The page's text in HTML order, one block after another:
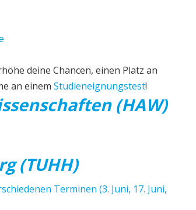
deine Chancen, einen Platz an
an einem Studieneignungstest!
(HAW)
(TUHH)
Terminen (3. Juni, 17. Juni,